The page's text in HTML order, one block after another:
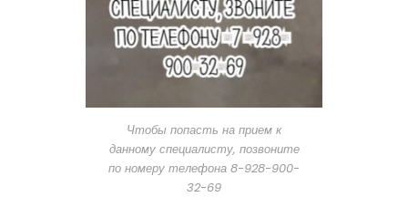
Чтобы попасть на прием к
данному специалисту, позвоните
по номеру телефона 8-928-900-
32-69